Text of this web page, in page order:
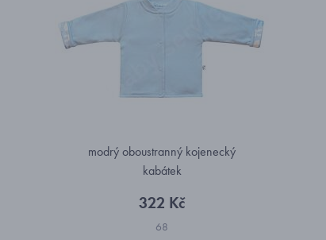
modrý oboustranný kojenecký
kabátek
322 Kč
68